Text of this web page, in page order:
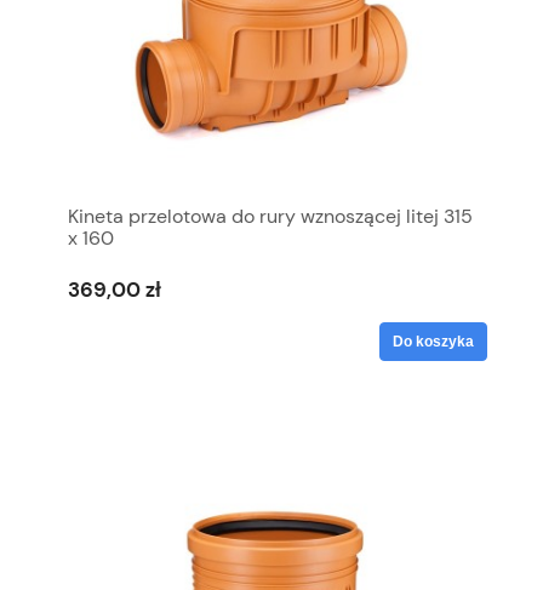
Kineta przelotowa do rury wznoszącej litej 315
x 160
369,00 zł
Do koszyka